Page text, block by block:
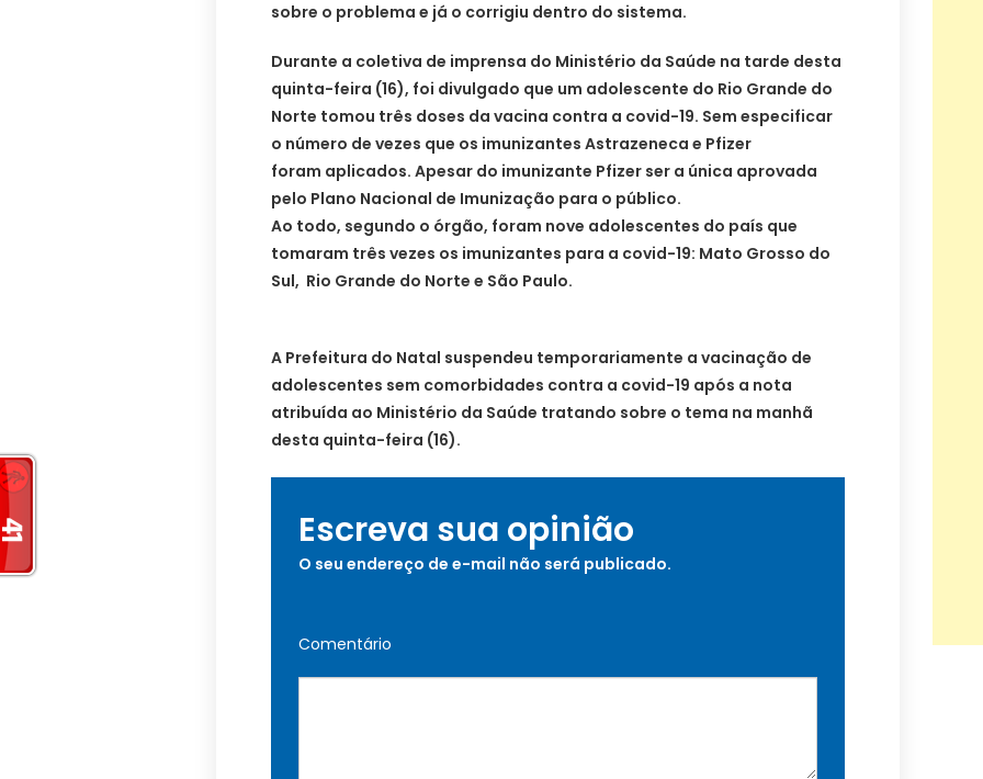
sobre o problema e já o corrigiu dentro do sistema.
Durante a coletiva de imprensa do Ministério da Saúde na tarde desta
quinta-feira (16), foi divulgado que um adolescente do Rio Grande do
Norte tomou três doses da vacina contra a covid-19. Sem especificar
o número de vezes que os imunizantes Astrazeneca e Pfizer
foram aplicados. Apesar do imunizante Pfizer ser a única aprovada
pelo Plano Nacional de Imunização para o público.
Ao todo, segundo o órgão, foram nove adolescentes do país que
tomaram três vezes os imunizantes para a covid-19: Mato Grosso do
Sul, Rio Grande do Norte e São Paulo.
A Prefeitura do Natal suspendeu temporariamente a vacinação de
adolescentes sem comorbidades contra a covid-19 após a nota
atribuída ao Ministério da Saúde tratando sobre o tema na manhã
desta quinta-feira (16).
Escreva sua opinião
O seu endereço de e-mail não será publicado.
Comentário